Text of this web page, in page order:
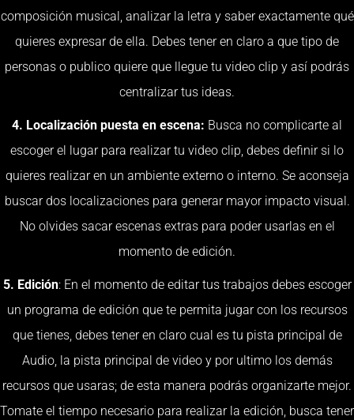
composición musical, analizar la letra y saber exactamente qué
quieres expresar de ella. Debes tener en claro a que tipo de
personas o publico quiere que llegue tu video clip y así podrás
centralizar tus ideas.
4. Localización puesta en escena: Busca no complicarte al
escoger el lugar para realizar tu video clip, debes definir si lo
quieres realizar en un ambiente externo o interno. Se aconseja
buscar dos localizaciones para generar mayor impacto visual.
No olvides sacar escenas extras para poder usarlas en el
momento de edición.
5. Edición: En el momento de editar tus trabajos debes escoger
un programa de edición que te permita jugar con los recursos
que tienes, debes tener en claro cual es tu pista principal de
Audio, la pista principal de video y por ultimo los demás
recursos que usaras; de esta manera podrás organizarte mejor.
Tomate el tiempo necesario para realizar la edición, busca tener